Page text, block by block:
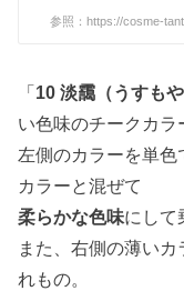
参照：https://cosme-
「10 淡靄（うすもや
い色味のチークカラ
左側のカラーを単
カラーと混ぜて
柔らかな色味にして
また、右側の薄いカ
れもの。